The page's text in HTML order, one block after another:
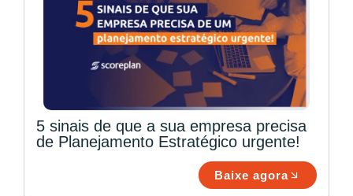
5 sinais de que a sua empresa precisa
de Planejamento Estratégico urgente!
Baixe agora